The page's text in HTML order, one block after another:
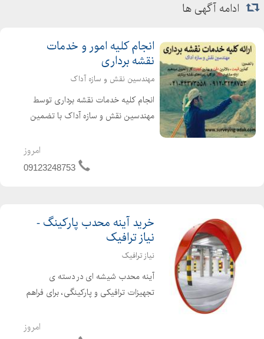
ادامه آگهی ها
انجام کلیه امور و خدمات
نقشه برداری
مهندسین نقش و سازه آداک
انجام کلیه خدمات نقشه برداری توسط
مهندسین نقش و سازه آداک با تضمین
مشاوره رایگان در کلیه زمینه های نقشه
امروز
09123248753
خرید آینه محدب پارکینگ -
نیاز ترافیک
نیاز ترافیک
آینه محدب شیشه ای در دسته ی
تجهیزات ترافیکی و پارکینگی، برای فراهم
پارکینگ ها و جاهایی که از دید رانندگان
امروز